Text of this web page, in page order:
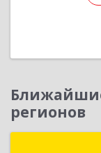
регионов